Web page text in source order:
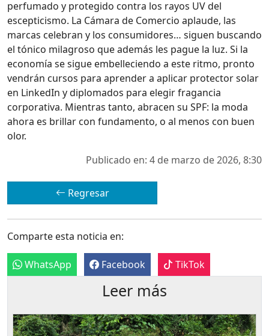
perfumado y protegido contra los rayos UV del
escepticismo. La Cámara de Comercio aplaude, las
marcas celebran y los consumidores… siguen buscando
el tónico milagroso que además les pague la luz. Si la
economía se sigue embelleciendo a este ritmo, pronto
vendrán cursos para aprender a aplicar protector solar
en LinkedIn y diplomados para elegir fragancia
corporativa. Mientras tanto, abracen su SPF: la moda
ahora es brillar con fundamento, o al menos con buen
olor.
Publicado en: 4 de marzo de 2026, 8:30
Regresar
Comparte esta noticia en:
WhatsApp Facebook TikTok
Leer más